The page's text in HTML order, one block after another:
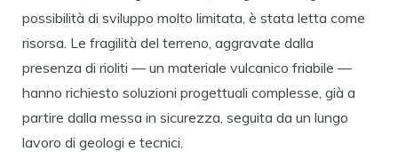
possibilità di sviluppo molto limitata, è stata letta come
risorsa. Le fragilità del terreno, aggravate dalla
presenza di rioliti — un materiale vulcanico friabile —
hanno richiesto soluzioni progettuali complesse, già a
partire dalla messa in sicurezza, seguita da un lungo
lavoro di geologi e tecnici.